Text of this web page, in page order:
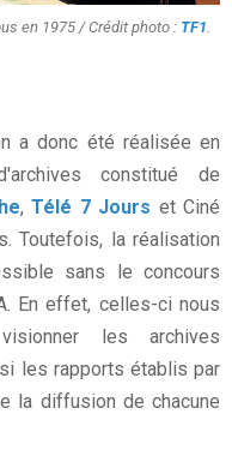
en 1975 / Crédit photo : TF1.
a donc été réalisée en
constitué de
,Télé 7 Jours et Ciné
Toutefois, la réalisation
sans le concours
En effet, celles-ci nous
les archives
les rapports établis par
la diffusion de chacune